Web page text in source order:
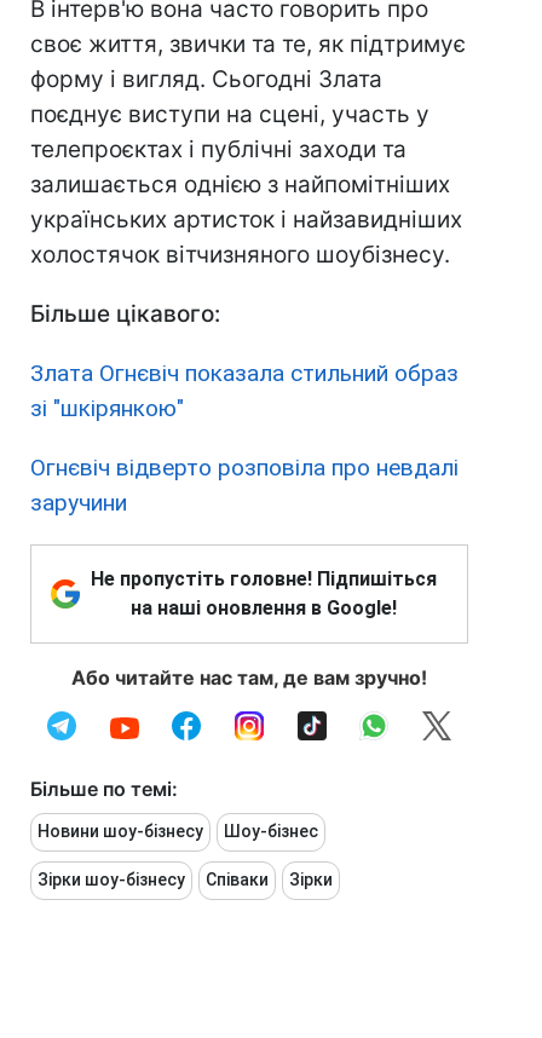
В інтерв'ю вона часто говорить про
своє життя, звички та те, як підтримує
форму і вигляд. Сьогодні Злата
поєднує виступи на сцені, участь у
телепроєктах і публічні заходи та
залишається однією з найпомітніших
українських артисток і найзавидніших
холостячок вітчизняного шоубізнесу.
Більше цікавого:
Злата Огнєвіч показала стильний образ
зі "шкірянкою"
Огнєвіч відверто розповіла про невдалі
заручини
Не пропустіть головне! Підпишіться
на наші оновлення в Google!
Або читайте нас там, де вам зручно!
Більше по темі:
Новини шоу-бізнесу Шоу-бізнес
Зірки шоу-бізнесу Співаки Зірки